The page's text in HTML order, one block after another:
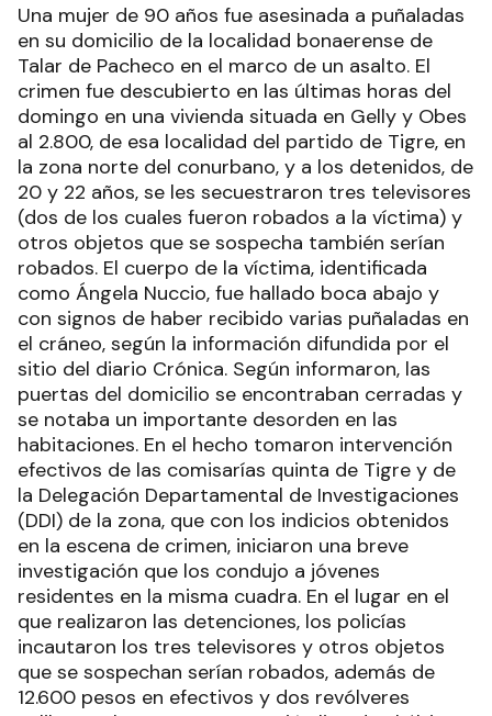
Una mujer de 90 años fue asesinada a puñaladas
en su domicilio de la localidad bonaerense de
Talar de Pacheco en el marco de un asalto. El
crimen fue descubierto en las últimas horas del
domingo en una vivienda situada en Gelly y Obes
al 2.800, de esa localidad del partido de Tigre, en
la zona norte del conurbano, y a los detenidos, de
20 y 22 años, se les secuestraron tres televisores
(dos de los cuales fueron robados a la víctima) y
otros objetos que se sospecha también serían
robados. El cuerpo de la víctima, identificada
como Ángela Nuccio, fue hallado boca abajo y
con signos de haber recibido varias puñaladas en
el cráneo, según la información difundida por el
sitio del diario Crónica. Según informaron, las
puertas del domicilio se encontraban cerradas y
se notaba un importante desorden en las
habitaciones. En el hecho tomaron intervención
efectivos de las comisarías quinta de Tigre y de
la Delegación Departamental de Investigaciones
(DDI) de la zona, que con los indicios obtenidos
en la escena de crimen, iniciaron una breve
investigación que los condujo a jóvenes
residentes en la misma cuadra. En el lugar en el
que realizaron las detenciones, los policías
incautaron los tres televisores y otros objetos
que se sospechan serían robados, además de
12.600 pesos en efectivos y dos revólveres